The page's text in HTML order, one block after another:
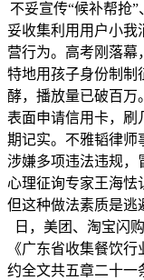
不妥宣传“候补帮抢
妥收集利用用户小我
营行为。高考刚落幕
特地用孩子身份制制
酵，播放量已破百万
表面申请信用卡，刷
期记实。不雅韬律师
涉嫌多项违法违规，
心理征询专家王海怯
但这种做法素质是逃
日，美团、淘宝闪
《广东省收集餐饮
约全文共五章二十一